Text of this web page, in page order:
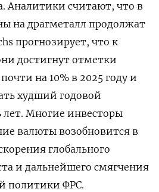
Аналитики считают, что в
на драгметалл продолжат
прогнозирует, что ⁠к
достигнут отметки
на 10% в 2025 году и
худший годовой
лет. Многие инвесторы
валюты возобновится в
глобального
и дальнейшего смягчения
политики ФРС.